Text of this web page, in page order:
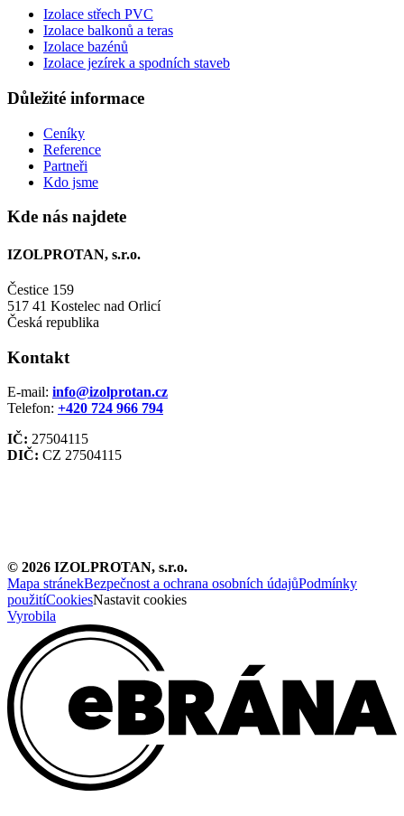
Izolace střech PVC
Izolace balkonů a teras
Izolace bazénů
Izolace jezírek a spodních staveb
Důležité informace
Ceníky
Reference
Partneři
Kdo jsme
Kde nás najdete
IZOLPROTAN, s.r.o.
Čestice 159
517 41 Kostelec nad Orlicí
Česká republika
Kontakt
E-mail: info@izolprotan.cz
Telefon: +420 724 966 794
IČ: 27504115
DIČ: CZ 27504115
© 2026 IZOLPROTAN, s.r.o.
Mapa stránekBezpečnost a ochrana osobních údajůPodmínky
použitíCookiesNastavit cookies
Vyrobila